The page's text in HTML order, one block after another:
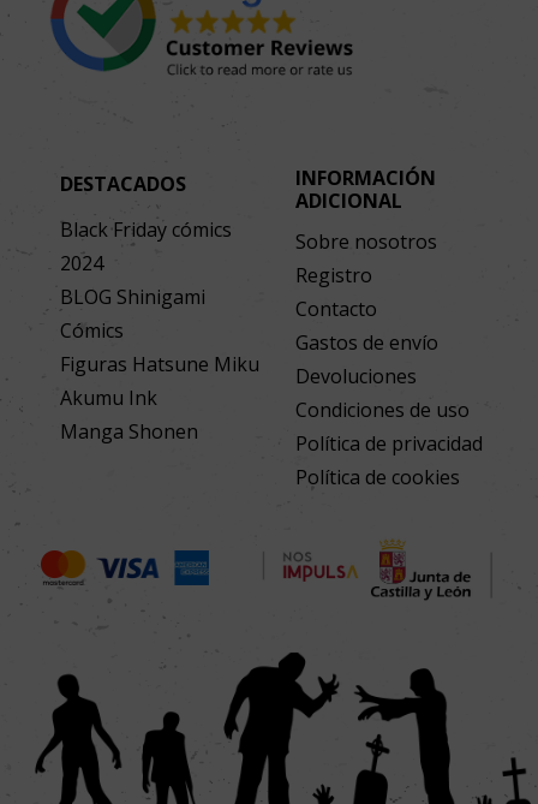
DESTACADOS
Black Friday cómics
2024
BLOG Shinigami
Cómics
Figuras Hatsune Miku
Akumu Ink
Manga Shonen
INFORMACIÓN
ADICIONAL
Sobre nosotros
Registro
Contacto
Gastos de envío
Devoluciones
Condiciones de uso
Política de privacidad
Política de cookies